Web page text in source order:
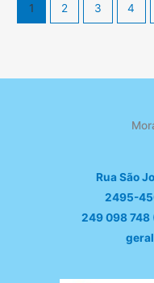
1 2 3 4
Rua São
2495-
249 098 748